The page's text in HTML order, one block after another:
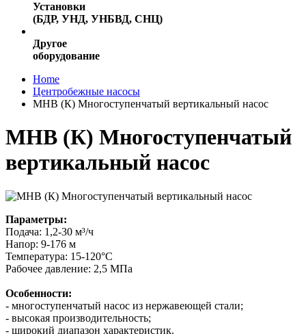
Установки
(БДР, УНД, УНБВД, СНЦ)
Другое
оборудование
Home
Центробежные насосы
МНВ (К) Многоступенчатый вертикальный насос
МНВ (К) Многоступенчатый
вертикальный насос
Параметры:
Подача: 1,2-30 м³/ч
Напор: 9-176 м
Температура: 15-120°С
Рабочее давление: 2,5 МПа
Особенности:
- многоступенчатый насос из нержавеющей стали;
- высокая производительность;
- широкий диапазон характеристик.